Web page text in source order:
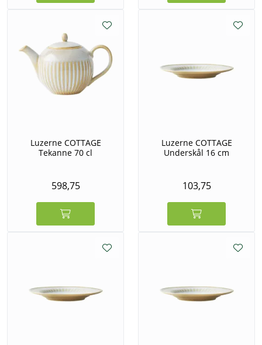
Luzerne COTTAGE
Tekanne 70 cl
598,75
Luzerne COTTAGE
Underskål 16 cm
103,75